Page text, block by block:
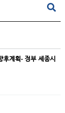
후계획- 정부 세종시